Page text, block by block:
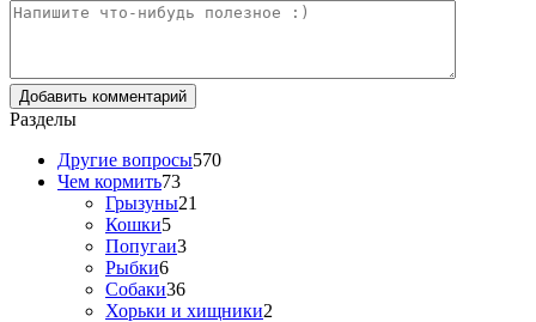
Разделы
Другие вопросы570
Чем кормить73
Грызуны21
Кошки5
Попугаи3
Рыбки6
Собаки36
Хорьки и хищники2